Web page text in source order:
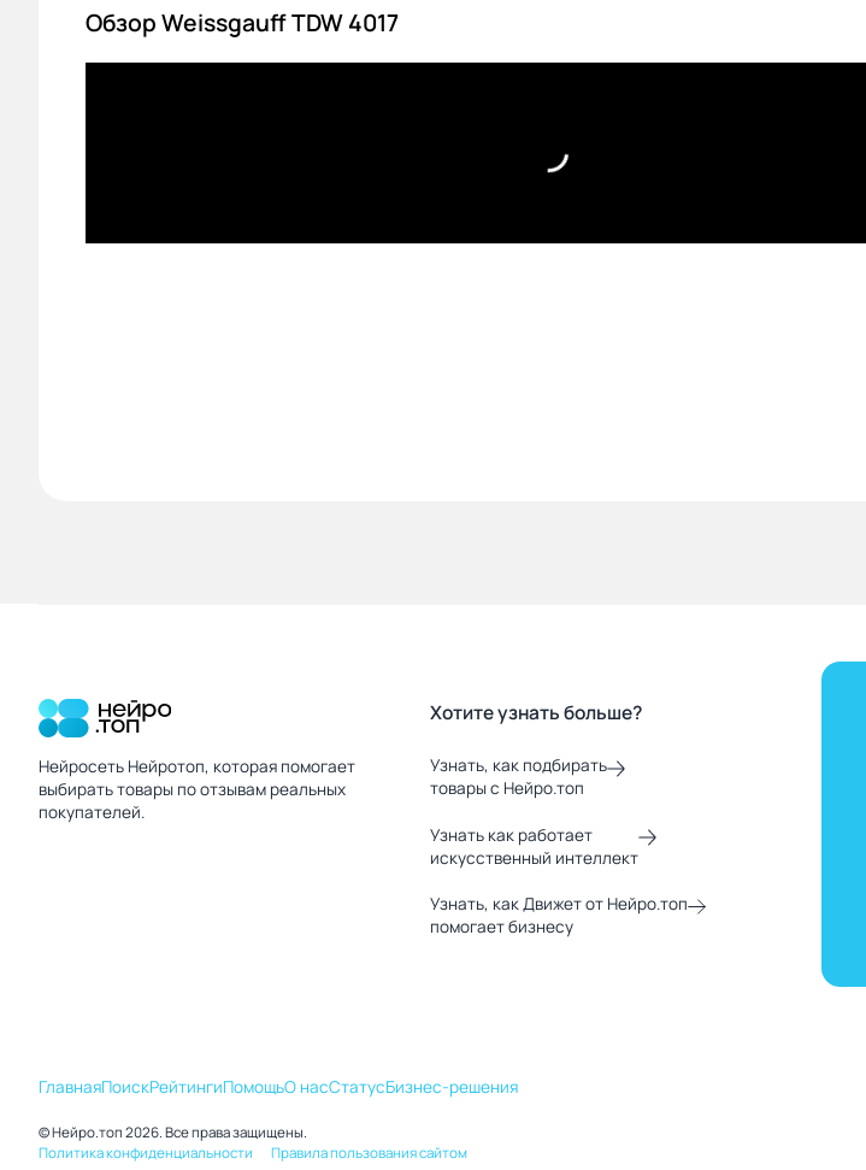
Обзор Weissgauff TDW 4017
Нейро.топ
Нейросеть Нейротоп, которая помогает
выбирать товары по отзывам реальных
покупателей.
Хотите узнать больше?
Узнать, как подбирать
товары с Нейро.топ
Узнать как работает
искусственный интеллект
Узнать, как Движет от Нейро.топ
помогает бизнесу
ГлавнаяПоискРейтингиПомощьО насСтатусБизнес-решения
© Нейро.топ 2026. Все права защищены.
Политика конфиденциальности
Правила пользования сайтом